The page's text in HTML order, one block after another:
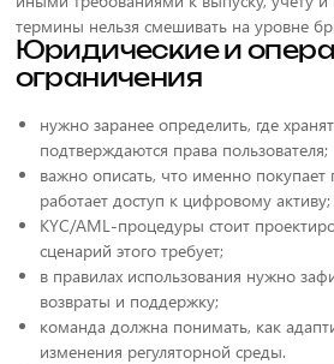
термины нельзя смешивать на уровне
Юридические и
ограничения
нужно заранее определить, где
подтверждаются права пользователя;
важно описать, что именно покупает
работает доступ к цифровому активу;
KYC/AML-процедуры стоит
сценарий этого требует;
в правилах использования нужно
возвраты и поддержку;
команда должна понимать, как
изменения регуляторной среды.